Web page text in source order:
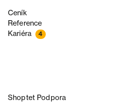
Ceník
Reference
Kariéra 4
Shoptet Podpora